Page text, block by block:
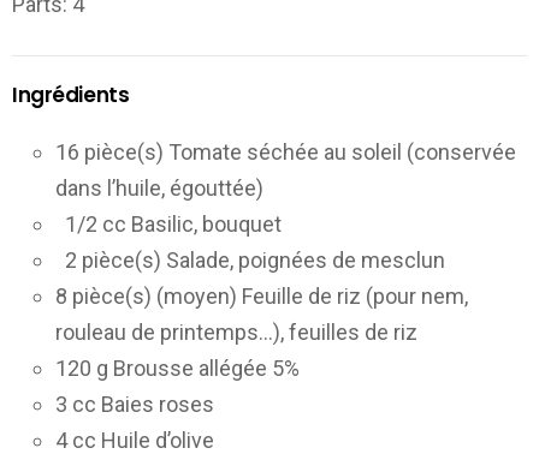
Ingrédients
16 pièce(s) Tomate séchée au soleil (conservée
dans l’huile, égouttée)
1/2 cc Basilic, bouquet
2 pièce(s) Salade, poignées de mesclun
8 pièce(s) (moyen) Feuille de riz (pour nem,
rouleau de printemps…), feuilles de riz
120 g Brousse allégée 5%
3 cc Baies roses
4 cc Huile d’olive